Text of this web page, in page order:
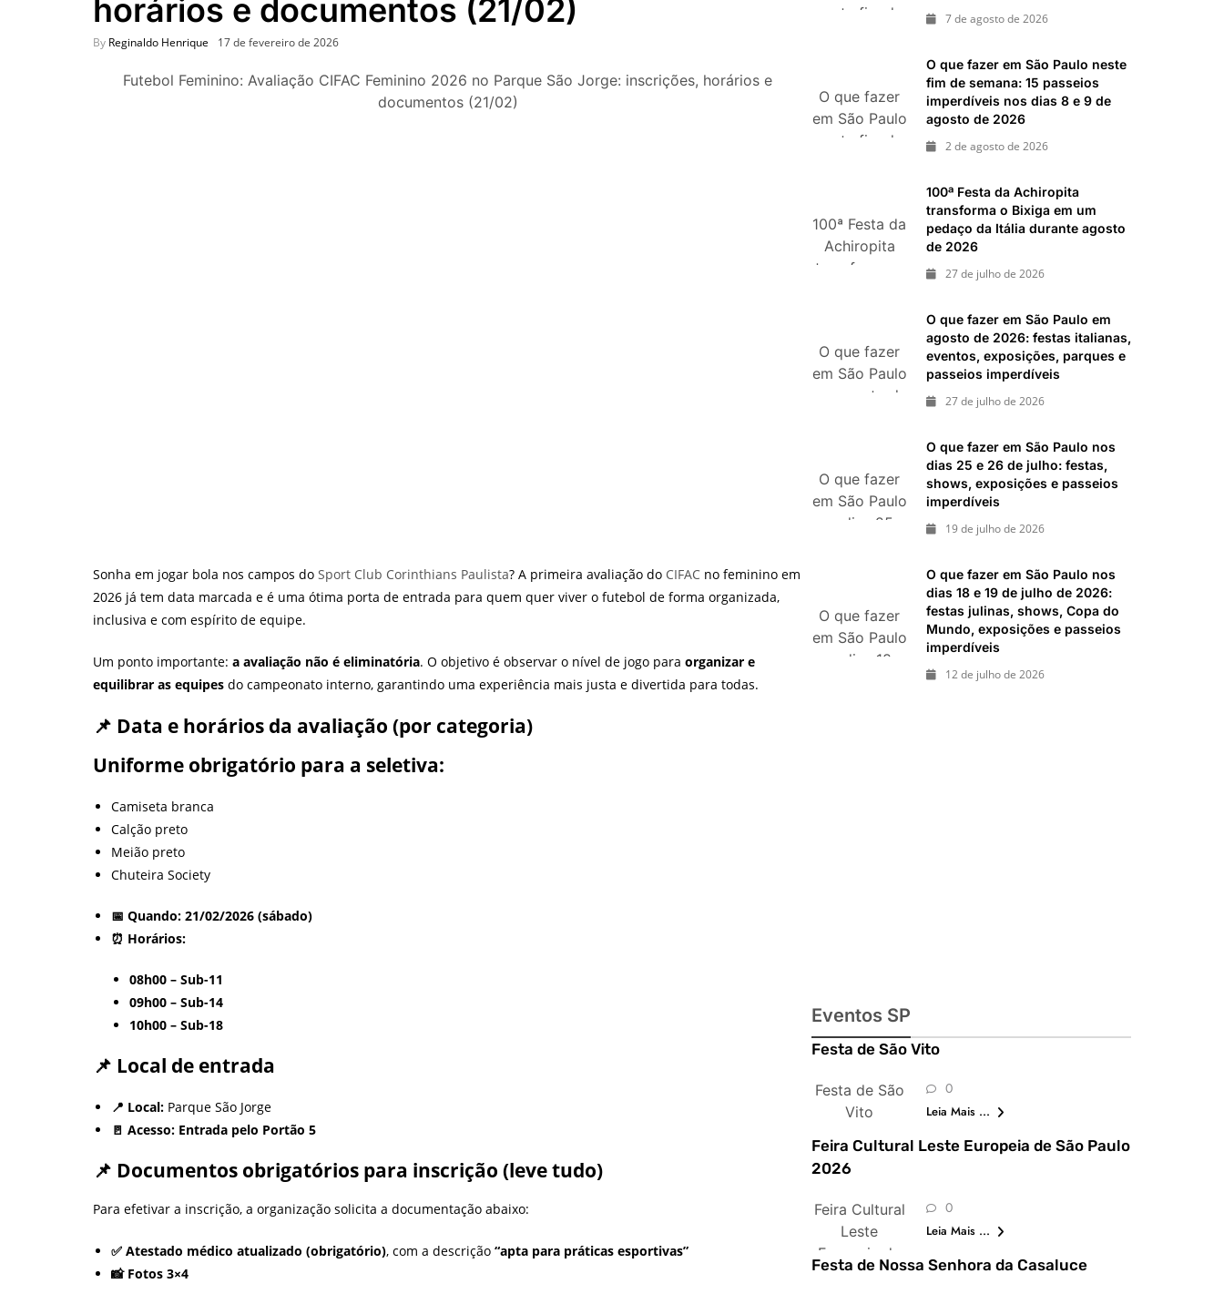
O que fazer em São Paulo nos dias 25 e 26 de julho: festas, shows, exposições e
O que fazer em São Paulo nos dias 18 e 19 de julho de 2026: festas julinas, shows,
Copa do Mundo, exposições e passeios imperdíveis
horários e documentos (21/02)
By Reginaldo Henrique 17 de fevereiro de 2026
Futebol Feminino: Avaliação CIFAC Feminino 2026 no Parque São Jorge: inscrições, horários e
documentos (21/02)
Sonha em jogar bola nos campos do Sport Club Corinthians Paulista? A primeira avaliação do CIFAC no feminino em
2026 já tem data marcada e é uma ótima porta de entrada para quem quer viver o futebol de forma organizada,
inclusiva e com espírito de equipe.
Um ponto importante: a avaliação não é eliminatória. O objetivo é observar o nível de jogo para organizar e
equilibrar as equipes do campeonato interno, garantindo uma experiência mais justa e divertida para todas.
📌 Data e horários da avaliação (por categoria)
Uniforme obrigatório para a seletiva:
Camiseta branca
Calção preto
Meião preto
Chuteira Society
📅 Quando: 21/02/2026 (sábado)
⏰ Horários:
08h00 – Sub-11
09h00 – Sub-14
10h00 – Sub-18
📌 Local de entrada
📍 Local: Parque São Jorge
🚪 Acesso: Entrada pelo Portão 5
📌 Documentos obrigatórios para inscrição (leve tudo)
Para efetivar a inscrição, a organização solicita a documentação abaixo:
✅ Atestado médico atualizado (obrigatório), com a descrição “apta para práticas esportivas”
📸 Fotos 3×4
neste fim de
gastronomia
e atrações
para o Dia
7 de agosto de 2026
O que fazer
em São Paulo
neste fim de
nos dias 8 e
9 de agosto
de 2026
O que fazer em São Paulo neste
fim de semana: 15 passeios
imperdíveis nos dias 8 e 9 de
agosto de 2026
2 de agosto de 2026
100ª Festa da
Achiropita
transforma o
agosto de
2026
100ª Festa da Achiropita
transforma o Bixiga em um
pedaço da Itália durante agosto
de 2026
27 de julho de 2026
O que fazer
em São Paulo
em agosto de
exposições,
parques e
passeios
O que fazer em São Paulo em
agosto de 2026: festas italianas,
eventos, exposições, parques e
passeios imperdíveis
27 de julho de 2026
O que fazer
em São Paulo
nos dias 25 e
exposições e
passeios
imperdíveis
O que fazer em São Paulo nos
dias 25 e 26 de julho: festas,
shows, exposições e passeios
imperdíveis
19 de julho de 2026
O que fazer
em São Paulo
nos dias 18 e
O que fazer em São Paulo nos
dias 18 e 19 de julho de 2026:
festas julinas, shows, Copa do
Mundo, exposições e passeios
imperdíveis
12 de julho de 2026
Eventos SP
Festa de São Vito
Festa de São
Vito
0
Leia Mais ...
Feira Cultural Leste Europeia de São Paulo
2026
Feira Cultural
Leste
Europeia de
São Paulo
0
Leia Mais ...
Festa de Nossa Senhora da Casaluce